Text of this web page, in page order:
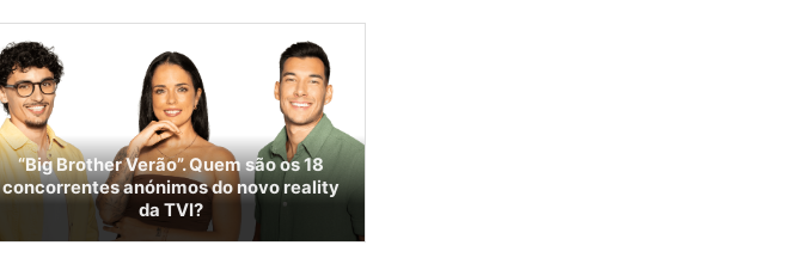
“Big Brother Verão”. Quem são os 18
concorrentes anónimos do novo reality
da TVI?